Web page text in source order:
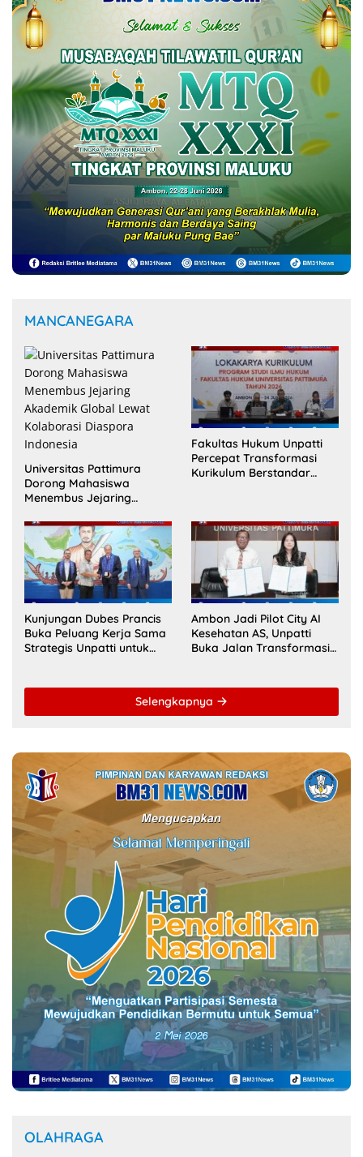
MANCANEGARA
Universitas Pattimura
Dorong Mahasiswa
Menembus Jejaring
Kolaborasi Diaspora
Indonesia
Fakultas Hukum Unpatti
Percepat Transformasi
Kurikulum Berstandar
Kunjungan Dubes Prancis
Buka Peluang Kerja Sama
Strategis Unpatti untuk
Ambon Jadi Pilot City AI
Kesehatan AS, Unpatti
Buka Jalan Transformasi
Selengkapnya
OLAHRAGA